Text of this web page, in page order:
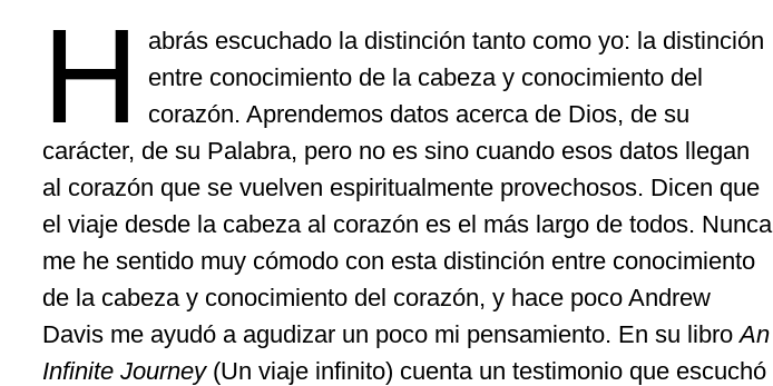
H
abrás escuchado la distinción tanto como yo: la distinción
entre conocimiento de la cabeza y conocimiento del
corazón. Aprendemos datos acerca de Dios, de su
carácter, de su Palabra, pero no es sino cuando esos datos llegan
al corazón que se vuelven espiritualmente provechosos. Dicen que
el viaje desde la cabeza al corazón es el más largo de todos. Nunca
me he sentido muy cómodo con esta distinción entre conocimiento
de la cabeza y conocimiento del corazón, y hace poco Andrew
Davis me ayudó a agudizar un poco mi pensamiento. En su libroAn
Infinite Journey(Un viaje infinito) cuenta un testimonio que escuchó